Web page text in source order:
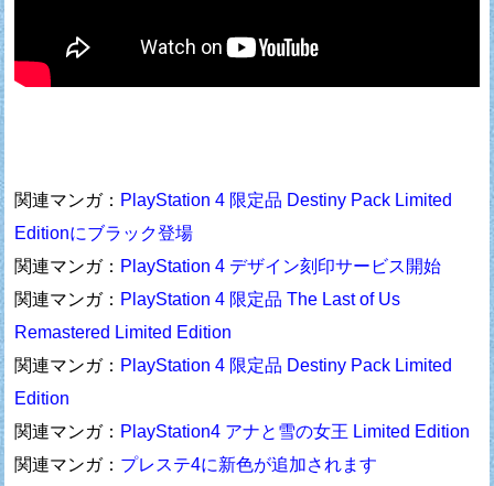
関連マンガ： PlayStation 4 限定品 Destiny Pack Limited
Editionにブラック登場
関連マンガ： PlayStation 4 デザイン刻印サービス開始
関連マンガ： PlayStation 4 限定品 The Last of Us
Remastered Limited Edition
関連マンガ： PlayStation 4 限定品 Destiny Pack Limited
Edition
関連マンガ： PlayStation4 アナと雪の女王 Limited Edition
関連マンガ： プレステ4に新色が追加されます